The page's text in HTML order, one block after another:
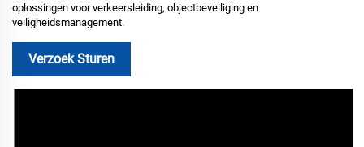
oplossingen voor verkeersleiding, objectbeveiliging en
veiligheidsmanagement.
Verzoek Sturen